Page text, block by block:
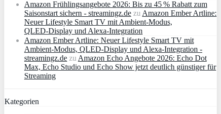
Amazon Frühlingsangebote 2026: Bis zu 45 % Rabatt zum
Saisonstart sichern - streamingz.de zuAmazon Ember Artline:
Neuer Lifestyle Smart TV mit Ambient‑Modus,
QLED‑Display und Alexa‑Integration
Amazon Ember Artline: Neuer Lifestyle Smart TV mit
Ambient‑Modus, QLED‑Display und Alexa‑Integration -
streamingz.de zuAmazon Echo Angebote 2026: Echo Dot
Max, Echo Studio und Echo Show jetzt deutlich günstiger für
Streaming
Kategorien